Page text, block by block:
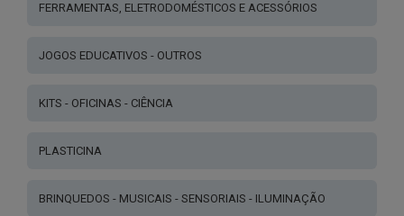
FERRAMENTAS, ELETRODOMÉSTICOS E ACESSÓRIOS
JOGOS EDUCATIVOS - OUTROS
KITS - OFICINAS - CIÊNCIA
PLASTICINA
BRINQUEDOS - MUSICAIS - SENSORIAIS - ILUMINAÇÃO